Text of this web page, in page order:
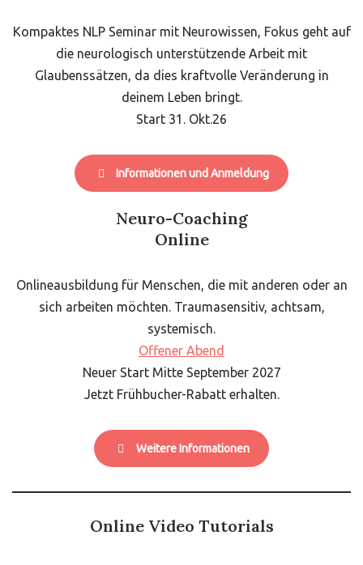
Kompaktes NLP Seminar mit Neurowissen, Fokus geht auf
die neurologisch unterstützende Arbeit mit
Glaubenssätzen, da dies kraftvolle Veränderung in
deinem Leben bringt.
Start 31. Okt.26
Informationen und Anmeldung
Neuro-Coaching
Online
Onlineausbildung für Menschen, die mit anderen oder an
sich arbeiten möchten. Traumasensitiv, achtsam,
systemisch.
Offener Abend
Neuer Start Mitte September 2027
Jetzt Frühbucher-Rabatt erhalten.
Weitere Informationen
Online Video Tutorials